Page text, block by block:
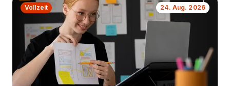
24. Aug. 2026
Vollzeit